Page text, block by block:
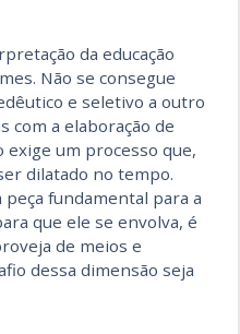
da educação
Não se consegue
e seletivo a outro
com a elaboração de
um processo que,
dilatado no tempo.
fundamental para a
que ele se envolva, é
de meios e
dessa dimensão seja